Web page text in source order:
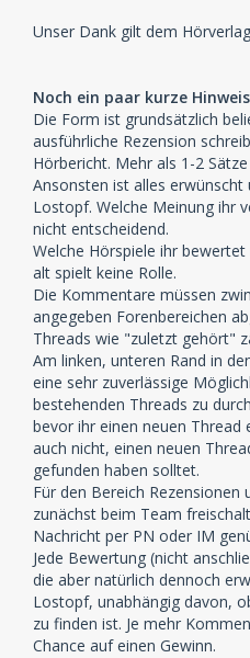
Unser Dank gilt dem
Noch ein paar kurze
Die Form ist grundsätzlich
ausführliche Rezension
Hörbericht. Mehr als 1-2
Ansonsten ist alles
Lostopf. Welche Meinung ihr
nicht entscheidend.
Welche Hörspiele ihr
alt spielt keine Rolle.
Die Kommentare müssen
angegeben Forenbereichen
Threads wie "zuletzt gehört"
Am linken, unteren Rand in
eine sehr zuverlässige
bestehenden Threads zu
bevor ihr einen neuen Thread
auch nicht, einen neuen
gefunden haben solltet.
Für den Bereich Rezensionen
zunächst beim Team
Nachricht per PN oder IM
Jede Bewertung (nicht
die aber natürlich dennoch
Lostopf, unabhängig davon,
zu finden ist. Je mehr
Chance auf einen Gewinn.